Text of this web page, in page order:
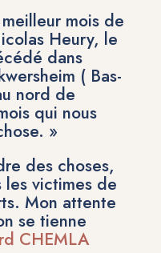
mois de
Heury, le
dans
( Bas-
nord de
qui nous
»
des choses,
les victimes de
Mon attente
se tienne
CHEMLA